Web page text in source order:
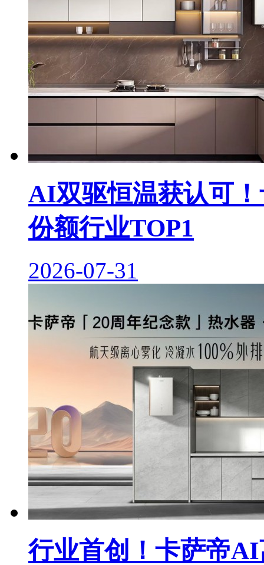
AI双驱恒温获认可
份额行业TOP1
2026-07-31
行业首创！卡萨帝